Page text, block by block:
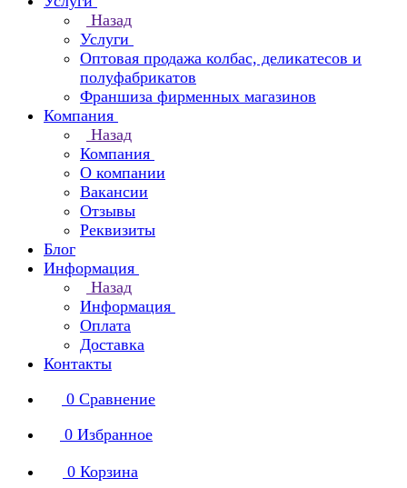
Назад
Услуги
Оптовая продажа колбас, деликатесов и
полуфабрикатов
Франшиза фирменных магазинов
Компания
Назад
Компания
О компании
Вакансии
Отзывы
Реквизиты
Блог
Информация
Назад
Информация
Оплата
Доставка
Контакты
0 Сравнение
0 Избранное
0 Корзина